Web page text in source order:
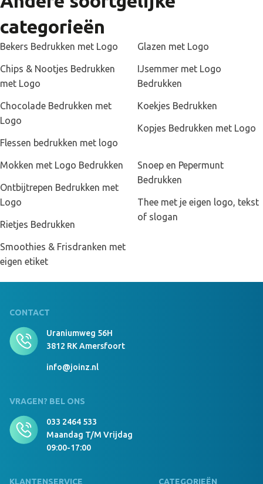
categorieën
Bekers Bedrukken met Logo
Chips & Nootjes Bedrukken
met Logo
Chocolade Bedrukken met
Logo
Flessen bedrukken met logo
Glazen met Logo
IJsemmer met Logo
Bedrukken
Koekjes Bedrukken
Kopjes Bedrukken met Logo
Mokken met Logo Bedrukken
Ontbijtrepen Bedrukken met
Logo
Rietjes Bedrukken
Smoothies & Frisdranken met
eigen etiket
Snoep en Pepermunt
Bedrukken
Thee met je eigen logo, tekst
of slogan
CONTACT
Uraniumweg 56H
3812 RK Amersfoort
info@joinz.nl
VRAGEN? BEL ONS
033 2464 533
Maandag T/m Vrijdag
09:00-17:00
KLANTENSERVICE
CATEGORIEËN